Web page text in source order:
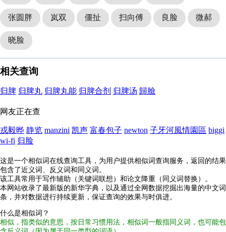
张圆胖 岚双 僵扯 扫向傅 良脸 微郝
晓脸
相关查询
归脾 归脾丸 归脾丸能 归脾合剂 归脾汤 歸臉
网友正在查
戎毅晔 静览 manzini 凯声 富春包子 newton 子牙河風情園區 biggi
wi-fi 归脸
这是一个相似词在线查询工具，为用户提供相似词查询服务，返回的结果
包含了近义词、反义词和同义词。
该工具常用于写作辅助（关键词联想）和论文降重（同义词替换）。
本网站收录了最新版的新华字典，以及通过全网数据挖掘出海量的中文词
条，并对数据进行持续更新，保证查询的效果与时俱进。
什么是相似词？
相似，指类似的意思，按日常习惯用法，相似词一般指同义词，也可能包